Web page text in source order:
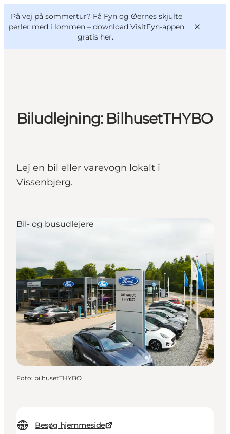
På vej på sommertur? Få Fyn og Øernes skjulte
perler med i lommen – download VisitFyn-appen
gratis her.
Oplevelser
Outdoor
Book lokale oplevelser
VisitFyn
Deutsch
Biludlejning: BilhusetTHYBO
Lej en bil eller varevogn lokalt i
Vissenbjerg.
Besøg hjemmeside
Bil- og busudlejere
Foto: bilhusetTHYBO